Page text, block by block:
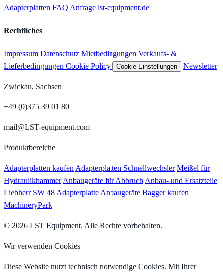
Adapterplatten FAQ Anfrage lst-equipment.de
Rechtliches
Impressum Datenschutz Mietbedingungen Verkaufs- &
Lieferbedingungen Cookie Policy Cookie-Einstellungen Newsletter
Zwickau, Sachsen
+49 (0)375 39 01 80
mail@LST-equipment.com
Produktbereiche
Adapterplatten kaufenAdapterplatten Schnellwechsler Meißel für
HydraulikhammerAnbaugeräte für AbbruchAnbau- und Ersatzteile
Liebherr SW 48 AdapterplatteAnbaugeräte Bagger kaufen
MachineryPark
© 2026 LST Equipment. Alle Rechte vorbehalten.
Wir verwenden Cookies
Diese Website nutzt technisch notwendige Cookies. Mit Ihrer